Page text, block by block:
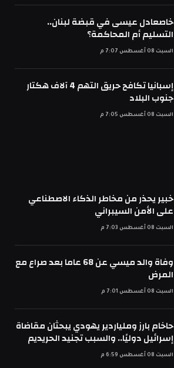
خاصعادل عيسى في قبضة لبنان..
التسليم أم المحاكمة؟
السبت 08 أغسطس 7:07 م
إسبانيا تكافح حريق التهم 4 آلاف هكتار
جنوب البلاد
السبت 08 أغسطس 7:05 م
خبير يحذر من مخاطر الذكاء الاصطناعي
على الأمن السيبراني
السبت 08 أغسطس 7:03 م
وفاة والد ميسي عن 68 عاما بعد صراع مع
المرض
السبت 08 أغسطس 7:01 م
حاخام بارز وملياردير يهودي يبحثان مقاضاة
إسرائيل دوليًا.. والسبب تجنيد الحريديم
السبت 08 أغسطس 6:59 م